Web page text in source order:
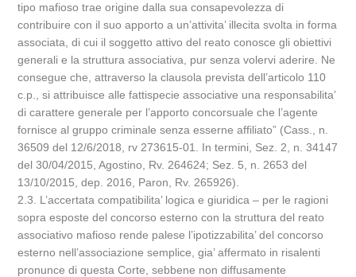
tipo mafioso trae origine dalla sua consapevolezza di
contribuire con il suo apporto a un’attivita’ illecita svolta in forma
associata, di cui il soggetto attivo del reato conosce gli obiettivi
generali e la struttura associativa, pur senza volervi aderire. Ne
consegue che, attraverso la clausola prevista dell’articolo 110
c.p., si attribuisce alle fattispecie associative una responsabilita’
di carattere generale per l’apporto concorsuale che l’agente
fornisce al gruppo criminale senza esserne affiliato” (Cass., n.
36509 del 12/6/2018, rv 273615-01. In termini, Sez. 2, n. 34147
del 30/04/2015, Agostino, Rv. 264624; Sez. 5, n. 2653 del
13/10/2015, dep. 2016, Paron, Rv. 265926).
2.3. L’accertata compatibilita’ logica e giuridica – per le ragioni
sopra esposte del concorso esterno con la struttura del reato
associativo mafioso rende palese l’ipotizzabilita’ del concorso
esterno nell’associazione semplice, gia’ affermato in risalenti
pronunce di questa Corte, sebbene non diffusamente